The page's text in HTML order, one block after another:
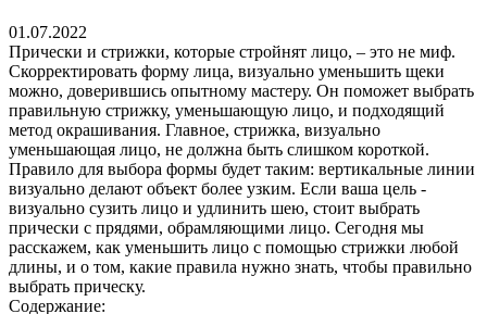
01.07.2022
Прически и стрижки, которые стройнят лицо, – это не миф.
Скорректировать форму лица, визуально уменьшить щеки
можно, доверившись опытному мастеру. Он поможет выбрать
правильную стрижку, уменьшающую лицо, и подходящий
метод окрашивания. Главное, стрижка, визуально
уменьшающая лицо, не должна быть слишком короткой.
Правило для выбора формы будет таким: вертикальные линии
визуально делают объект более узким. Если ваша цель -
визуально сузить лицо и удлинить шею, стоит выбрать
прически с прядями, обрамляющими лицо. Сегодня мы
расскажем, как уменьшить лицо с помощью стрижки любой
длины, и о том, какие правила нужно знать, чтобы правильно
выбрать прическу.
Содержание: